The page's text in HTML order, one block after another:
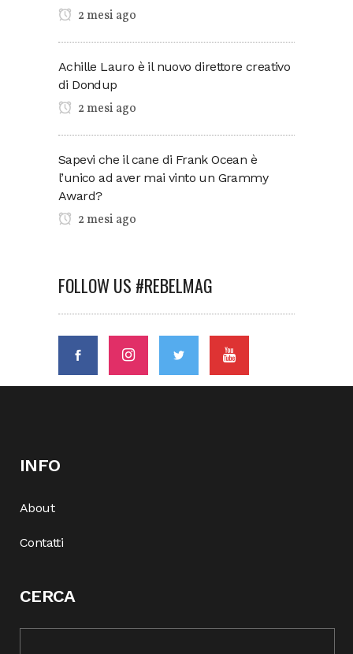
2 mesi ago
Achille Lauro è il nuovo direttore creativo
di Dondup
2 mesi ago
Sapevi che il cane di Frank Ocean è
l’unico ad aver mai vinto un Grammy
Award?
2 mesi ago
FOLLOW US #REBELMAG
INFO
About
Contatti
CERCA